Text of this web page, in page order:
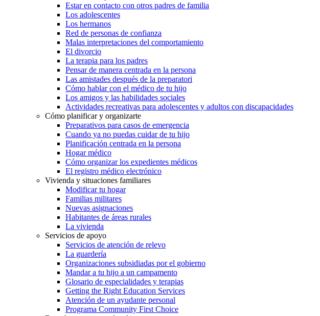
Estar en contacto con otros padres de familia
Los adolescentes
Los hermanos
Red de personas de confianza
Malas interpretaciones del comportamiento
El divorcio
La terapia para los padres
Pensar de manera centrada en la persona
Las amistades después de la preparatori
Cómo hablar con el médico de tu hijo
Los amigos y las habilidades sociales
Actividades recreativas para adolescentes y adultos con discapacidades
Cómo planificar y organizarte
Preparativos para casos de emergencia
Cuando ya no puedas cuidar de tu hijo
Planificación centrada en la persona
Hogar médico
Cómo organizar los expedientes médicos
El registro médico electrónico
Vivienda y situaciones familiares
Modificar tu hogar
Familias militares
Nuevas asignaciones
Habitantes de áreas rurales
La vivienda
Servicios de apoyo
Servicios de atención de relevo
La guardería
Organizaciones subsidiadas por el gobierno
Mandar a tu hijo a un campamento
Glosario de especialidades y terapias
Getting the Right Education Services
Atención de un ayudante personal
Programa Community First Choice